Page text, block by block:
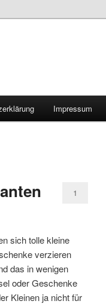
Impressum
1
sich tolle kleine
verzieren
das in wenigen
oder Geschenke
Kleinen ja nicht für